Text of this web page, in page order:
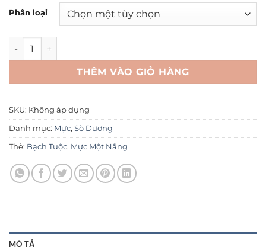
Phân loại
Mực Một Nắng số lượng
THÊM VÀO GIỎ HÀNG
SKU: Không áp dụng
Danh mục: Mực, Sò Dương
Thẻ: Bạch Tuộc, Mực Một Nắng
MÔ TẢ